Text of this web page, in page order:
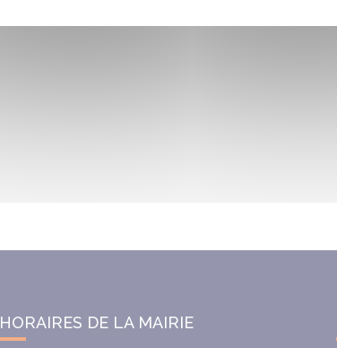
HORAIRES DE LA MAIRIE